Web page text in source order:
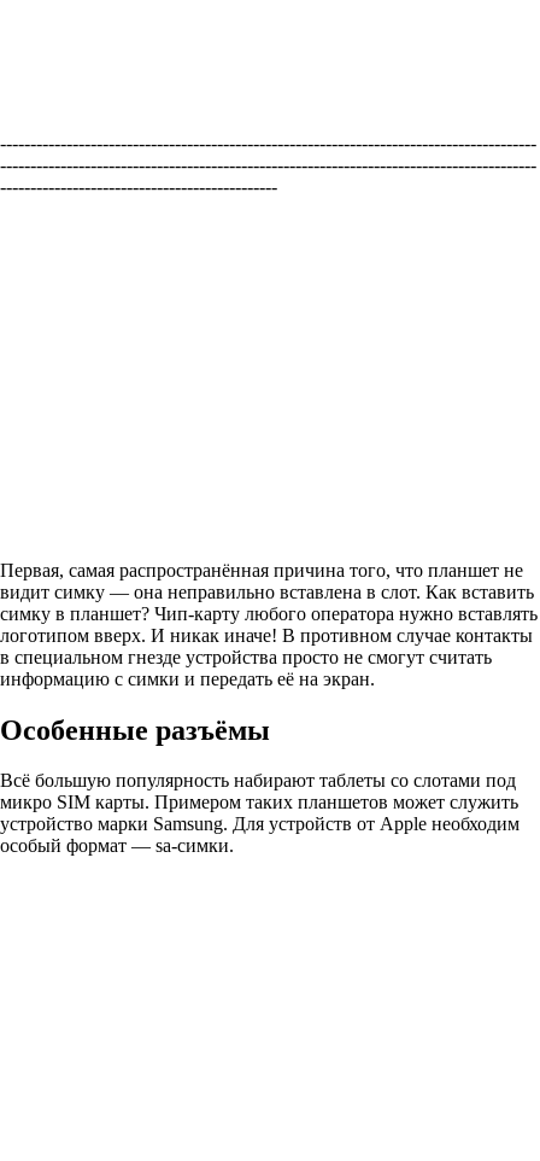
-----------------------------------------------------------------------------------------
-----------------------------------------------------------------------------------------
----------------------------------------------
Первая, самая распространённая причина того, что планшет не
видит симку — она неправильно вставлена в слот. Как вставить
симку в планшет? Чип-карту любого оператора нужно вставлять
логотипом вверх. И никак иначе! В противном случае контакты
в специальном гнезде устройства просто не смогут считать
информацию с симки и передать её на экран.
Особенные разъёмы
Всё большую популярность набирают таблеты со слотами под
микро SIM карты. Примером таких планшетов может служить
устройство марки Samsung. Для устройств от Apple необходим
особый формат — sa-симки.